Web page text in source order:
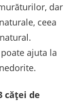
dar
ceea
ajuta la
căței de